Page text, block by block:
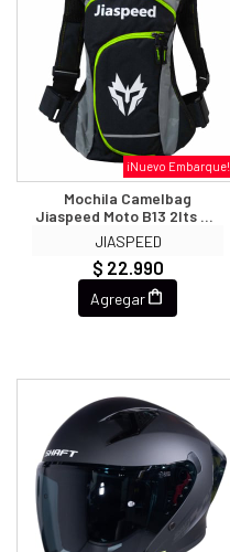
¡Nuevo Embarque!
Mochila Camelbag
Jiaspeed Moto B13 2lts Ng
Am
JIASPEED
$ 22.990
Agregar